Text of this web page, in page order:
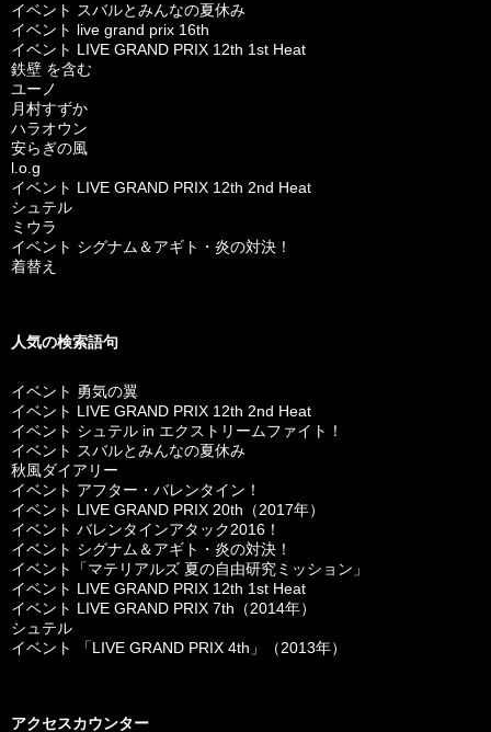
イベント スバルとみんなの夏休み
イベント live grand prix 16th
イベント LIVE GRAND PRIX 12th 1st Heat
鉄壁 を含む
ユーノ
月村すずか
ハラオウン
安らぎの風
l.o.g
イベント LIVE GRAND PRIX 12th 2nd Heat
シュテル
ミウラ
イベント シグナム＆アギト・炎の対決！
着替え
人気の検索語句
イベント 勇気の翼
イベント LIVE GRAND PRIX 12th 2nd Heat
イベント シュテル in エクストリームファイト！
イベント スバルとみんなの夏休み
秋風ダイアリー
イベント アフター・バレンタイン！
イベント LIVE GRAND PRIX 20th（2017年）
イベント バレンタインアタック2016！
イベント シグナム＆アギト・炎の対決！
イベント「マテリアルズ 夏の自由研究ミッション」
イベント LIVE GRAND PRIX 12th 1st Heat
イベント LIVE GRAND PRIX 7th（2014年）
シュテル
イベント 「LIVE GRAND PRIX 4th」（2013年）
アクセスカウンター